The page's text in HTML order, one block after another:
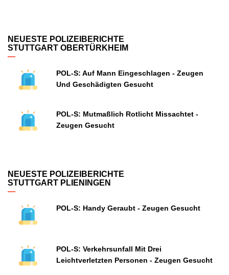
NEUESTE POLIZEIBERICHTE
STUTTGART OBERTÜRKHEIM
POL-S: Auf Mann Eingeschlagen - Zeugen
Und Geschädigten Gesucht
POL-S: Mutmaßlich Rotlicht Missachtet -
Zeugen Gesucht
NEUESTE POLIZEIBERICHTE
STUTTGART PLIENINGEN
POL-S: Handy Geraubt - Zeugen Gesucht
POL-S: Verkehrsunfall Mit Drei
Leichtverletzten Personen - Zeugen Gesucht